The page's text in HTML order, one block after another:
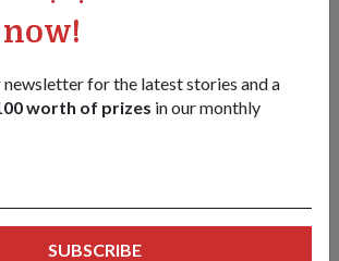
for the latest stories and a
worth of prizes in our monthly
SUBSCRIBE
pengawal membawa
apabila mereka ditauliahkan